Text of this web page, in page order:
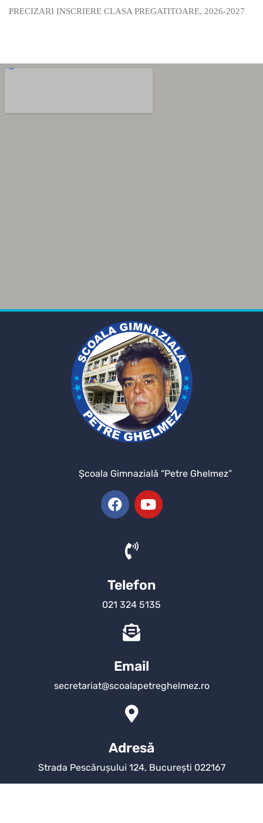
PRECIZARI INSCRIERE CLASA PREGATITOARE, 2026-2027
Şcoala Gimnazială “Petre Ghelmez”
Telefon
021 324 5135
Email
secretariat@scoalapetreghelmez.ro
Adresă
Strada Pescărușului 124, București 022167